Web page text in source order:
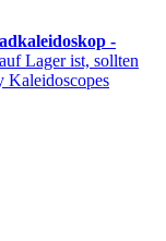
-
Lager ist, sollten
Kaleidoscopes